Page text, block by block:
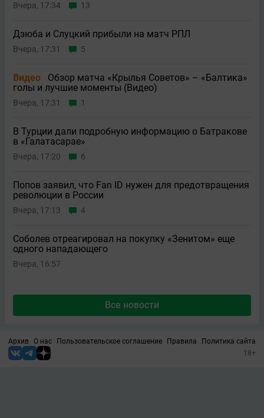
Вчера, 17:34 13
Дзюба и Слуцкий прибыли на матч РПЛ
Вчера, 17:31 5
Видео
Обзор матча «Крылья Советов» – «Балтика»
голы и лучшие моменты (Видео)
Вчера, 17:31 1
В Турции дали подробную информацию о Батракове
в «Галатасарае»
Вчера, 17:20 6
Попов заявил, что Fan ID нужен для предотвращения
революции в России
Вчера, 17:13 4
Соболев отреагировал на покупку «Зенитом» еще
одного нападающего
Вчера, 16:57
Все новости
Архив О нас Пользовательское соглашение Правила
Политика сайта
18+